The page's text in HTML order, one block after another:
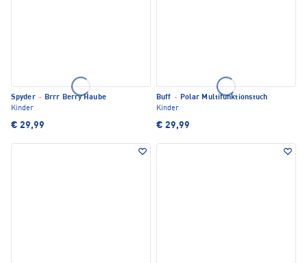
Spyder · Brrr Berry Haube
Kinder
€ 29,99
Buff · Polar Multifunktionstuch
Kinder
€ 29,99